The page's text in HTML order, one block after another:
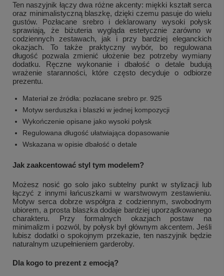
Ten naszyjnik łączy dwa różne akcenty: miękki kształt serca
oraz minimalistyczną blaszkę, dzięki czemu pasuje do wielu
gustów. Pozłacane srebro i deklarowany wysoki połysk
sprawiają, że biżuteria wygląda estetycznie zarówno w
codziennych zestawach, jak i przy bardziej eleganckich
okazjach. To także praktyczny wybór, bo regulowana
długość pozwala zmienić ułożenie bez potrzeby wymiany
dodatku. Ręczne wykonanie i dbałość o detale budują
wrażenie staranności, które często decyduje o odbiorze
prezentu.
Materiał ze źródła: pozłacane srebro pr. 925
Motyw serduszka i blaszki w jednej kompozycji
Wykończenie opisane jako wysoki połysk
Regulowana długość ułatwiająca dopasowanie
Wskazana w opisie dbałość o detale
Jak zaakcentować styl tym modelem?
Możesz nosić go solo jako subtelny punkt w stylizacji lub
łączyć z innymi łańcuszkami w warstwowym zestawieniu.
Motyw serca dobrze współgra z codziennym, swobodnym
ubiorem, a prosta blaszka dodaje bardziej uporządkowanego
charakteru. Przy formalnych okazjach postaw na
minimalizm i pozwól, by połysk był głównym akcentem. Jeśli
lubisz dodatki o spokojnym przekazie, ten naszyjnik będzie
naturalnym uzupełnieniem garderoby.
Dla kogo to prezent z emocją?